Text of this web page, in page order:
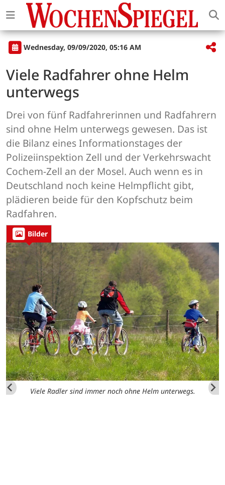
Wednesday, 09/09/2020, 05:16 AM
Viele Radfahrer ohne Helm
unterwegs
Drei von fünf Radfahrerinnen und Radfahrern
sind ohne Helm unterwegs gewesen. Das ist
die Bilanz eines Informationstages der
Polizeiinspektion Zell und der Verkehrswacht
Cochem-Zell an der Mosel. Auch wenn es in
Deutschland noch keine Helmpflicht gibt,
plädieren beide für den Kopfschutz beim
Radfahren.
Bilder
Viele Radler sind immer noch ohne Helm unterwegs.